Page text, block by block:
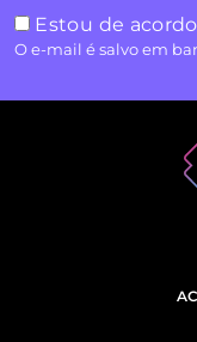
Estou de
O e-mail é salvo em